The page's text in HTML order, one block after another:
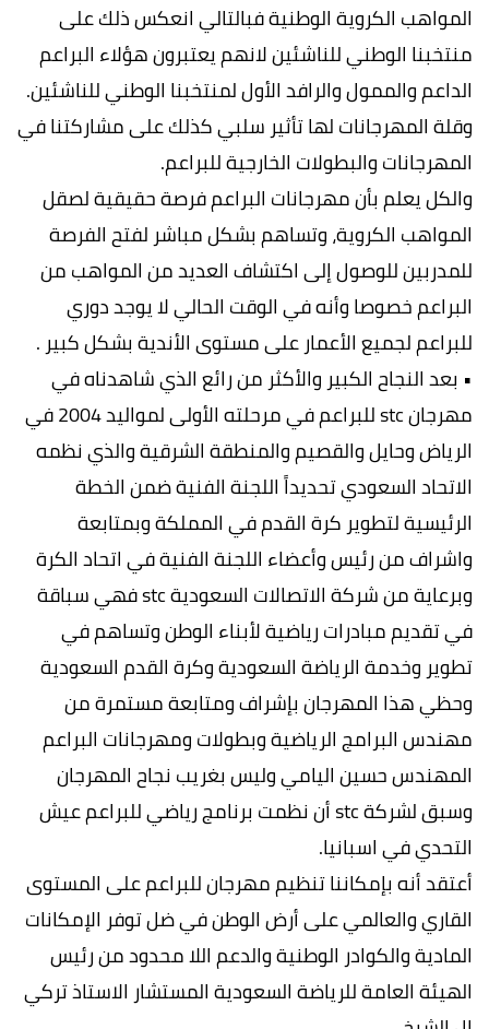
المواهب الكروية الوطنية فبالتالي انعكس ذلك على
منتخبنا الوطني للناشئين لانهم يعتبرون هؤلاء البراعم
الداعم والممول والرافد الأول لمنتخبنا الوطني للناشئين.
وقلة المهرجانات لها تأثير سلبي كذلك على مشاركتنا في
المهرجانات والبطولات الخارجية للبراعم.
والكل يعلم بأن مهرجانات البراعم فرصة حقيقية لصقل
المواهب الكروية، وتساهم بشكل مباشر لفتح الفرصة
للمدربين للوصول إلى اكتشاف العديد من المواهب من
البراعم خصوصا وأنه في الوقت الحالي لا يوجد دوري
للبراعم لجميع الأعمار على مستوى الأندية بشكل كبير .
• بعد النجاح الكبير والأكثر من رائع الذي شاهدناه في
مهرجان stc للبراعم في مرحلته الأولى لمواليد 2004 في
الرياض وحايل والقصيم والمنطقة الشرقية والذي نظمه
الاتحاد السعودي تحديداً اللجنة الفنية ضمن الخطة
الرئيسية لتطوير كرة القدم في المملكة وبمتابعة
واشراف من رئيس وأعضاء اللجنة الفنية في اتحاد الكرة
وبرعاية من شركة الاتصالات السعودية stc فهي سباقة
في تقديم مبادرات رياضية لأبناء الوطن وتساهم في
تطوير وخدمة الرياضة السعودية وكرة القدم السعودية
وحظي هذا المهرجان بإشراف ومتابعة مستمرة من
مهندس البرامج الرياضية وبطولات ومهرجانات البراعم
المهندس حسين اليامي وليس بغريب نجاح المهرجان
وسبق لشركة stc أن نظمت برنامج رياضي للبراعم عيش
التحدي في اسبانيا.
أعتقد أنه بإمكاننا تنظيم مهرجان للبراعم على المستوى
القاري والعالمي على أرض الوطن في ضل توفر الإمكانات
المادية والكوادر الوطنية والدعم اللا محدود من رئيس
الهيئة العامة للرياضة السعودية المستشار الاستاذ تركي